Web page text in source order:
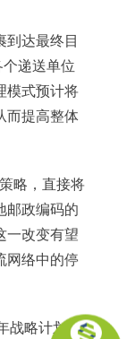
到达最终目
递送单位
模式预计将
而提高整体
略，直接将
邮政编码的
一改变有望
网络中的停
战略计划的